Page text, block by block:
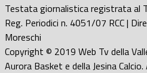
Testata giornalistica registrata al
Reg. Periodici n. 4051/07 RCC |
Moreschi
Copyright © 2019 Web Tv della
Aurora Basket e della Jesina